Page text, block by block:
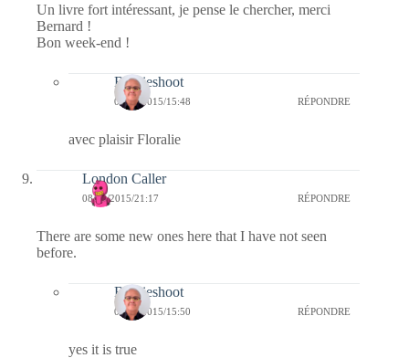
Un livre fort intéressant, je pense le chercher, merci
Bernard !
Bon week-end !
Bernieshoot
09/10/2015/15:48 RÉPONDRE
avec plaisir Floralie
London Caller
08/10/2015/21:17 RÉPONDRE
There are some new ones here that I have not seen
before.
Bernieshoot
09/10/2015/15:50 RÉPONDRE
yes it is true